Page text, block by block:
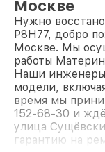
Москве
Нужно
P8H77, добро
Москве. Мы
работы
Наши
модели,
время мы
152-68-30 и
улица
гарантию на